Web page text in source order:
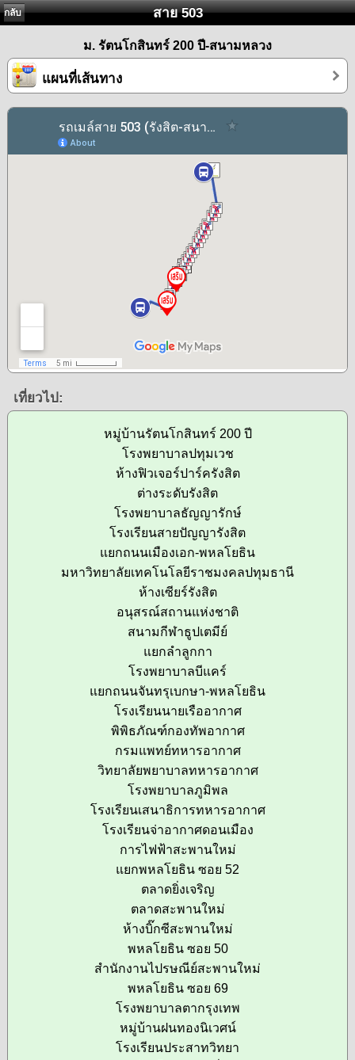
กลับ สาย 503
ม. รัตนโกสินทร์ 200 ปี-สนามหลวง
แผนที่เส้นทาง
เที่ยวไป:
หมู่บ้านรัตนโกสินทร์ 200 ปี
โรงพยาบาลปทุมเวช
ห้างฟิวเจอร์ปาร์ครังสิต
ต่างระดับรังสิต
โรงพยาบาลธัญญารักษ์
โรงเรียนสายปัญญารังสิต
แยกถนนเมืองเอก-พหลโยธิน
มหาวิทยาลัยเทคโนโลยีราชมงคลปทุมธานี
ห้างเซียร์รังสิต
อนุสรณ์สถานแห่งชาติ
สนามกีฬาธูปเตมีย์
แยกลำลูกกา
โรงพยาบาลบีแคร์
แยกถนนจันทรุเบกษา-พหลโยธิน
โรงเรียนนายเรืออากาศ
พิพิธภัณฑ์กองทัพอากาศ
กรมแพทย์ทหารอากาศ
วิทยาลัยพยาบาลทหารอากาศ
โรงพยาบาลภูมิพล
โรงเรียนเสนาธิการทหารอากาศ
โรงเรียนจ่าอากาศดอนเมือง
การไฟฟ้าสะพานใหม่
แยกพหลโยธิน ซอย 52
ตลาดยิ่งเจริญ
ตลาดสะพานใหม่
ห้างบิ๊กซีสะพานใหม่
พหลโยธิน ซอย 50
สำนักงานไปรษณีย์สะพานใหม่
พหลโยธิน ซอย 69
โรงพยาบาลตากรุงเทพ
หมู่บ้านฝนทองนิเวศน์
โรงเรียนประสาทวิทยา